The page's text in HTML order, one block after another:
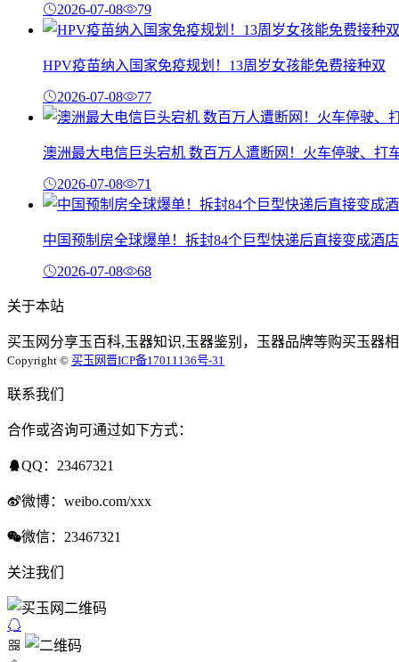
2026-07-08 79
HPV疫苗纳入国家免疫规划！13周岁女孩能免费接种双
2026-07-08 77
澳洲最大电信巨头宕机 数百万人遭断网！火车停驶、打
2026-07-08 71
中国预制房全球爆单！拆封84个巨型快递后直接变成酒店
2026-07-08 68
关于本站
买玉网分享玉百科,玉器知识,玉器鉴别，玉器品牌等购买玉器
Copyright © 买玉网晋ICP备17011136号-31
联系我们
合作或咨询可通过如下方式：
QQ：23467321
微博：weibo.com/xxx
微信：23467321
关注我们